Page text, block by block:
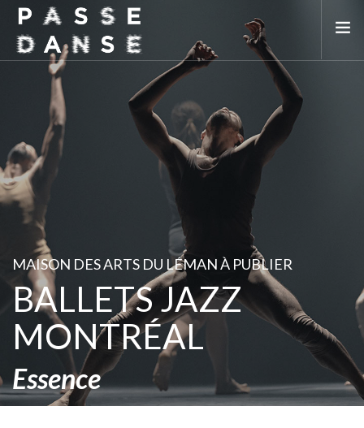
LA SAISON 25/26
MAI DE LA DANSE
LE PASSEDANSE
LES LIEUX PARTENAIRES
ADHÉREZ
MAISON DES ARTS DU LÉMAN À PUBLIER
BALLETS JAZZ
MONTRÉAL
Essence